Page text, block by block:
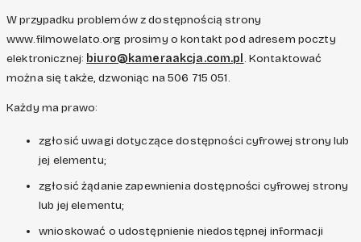
W przypadku problemów z dostępnością strony
www.filmowelato.org prosimy o kontakt pod adresem poczty
elektronicznej: biuro@kameraakcja.com.pl . Kontaktować
można się także, dzwoniąc na 506 715 051.
Każdy ma prawo:
zgłosić uwagi dotyczące dostępności cyfrowej strony lub
jej elementu;
zgłosić żądanie zapewnienia dostępności cyfrowej strony
lub jej elementu;
wnioskować o udostępnienie niedostępnej informacji